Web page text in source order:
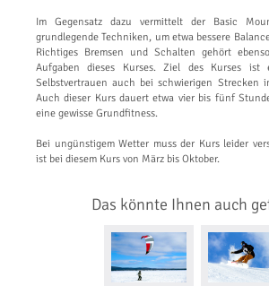
Im Gegensatz dazu vermittelt der Basic
grundlegende Techniken, um etwa bessere
Richtiges Bremsen und Schalten gehört
Aufgaben dieses Kurses. Ziel des Kurses ist
Selbstvertrauen auch bei schwierigen Strecken
Auch dieser Kurs dauert etwa vier bis fünf
eine gewisse Grundfitness.
Bei ungünstigem Wetter muss der Kurs leider
ist bei diesem Kurs von März bis Oktober.
Das könnte Ihnen auch